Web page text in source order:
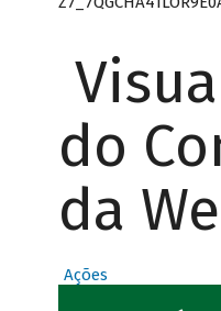
do
da
Ações